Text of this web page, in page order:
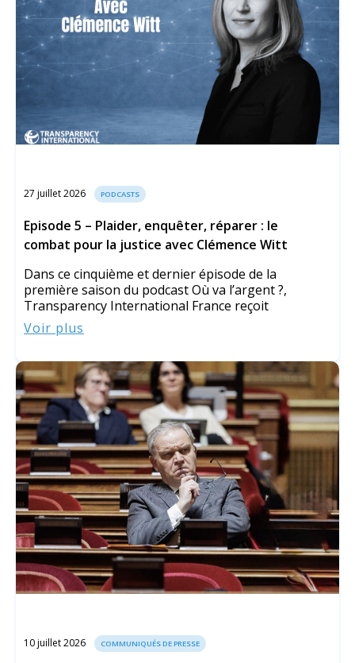
27 juillet 2026 PODCASTS
Episode 5 – Plaider, enquêter, réparer : le
combat pour la justice avec Clémence Witt
Dans ce cinquième et dernier épisode de la
première saison du podcast Où va l’argent ?,
Transparency International France reçoit
Voir plus
10 juillet 2026 COMMUNIQUÉS DE PRESSE